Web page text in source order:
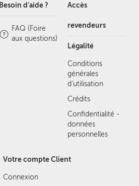
Besoin d'aide ?
FAQ (Foire
aux questions)
Accès
revendeurs
Légalité
Conditions
générales
d'utilisation
Crédits
Confidentialité -
données
personnelles
Votre compte Client
Connexion